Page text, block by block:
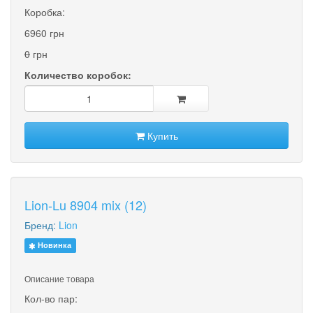
Коробка:
6960 грн
0 грн
Количество коробок:
Купить
Lion-Lu 8904 mix (12)
Бренд: Lion
Новинка
Описание товара
Кол-во пар: